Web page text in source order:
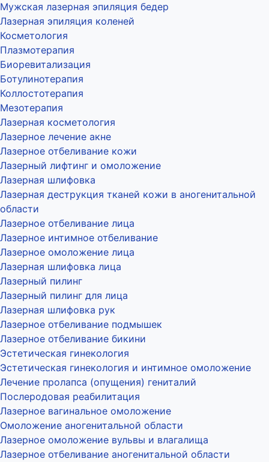
Мужская лазерная эпиляция бедер
Лазерная эпиляция коленей
Косметология
Плазмотерапия
Биоревитализация
Ботулинотерапия
Коллостотерапия
Мезотерапия
Лазерная косметология
Лазерное лечение акне
Лазерное отбеливание кожи
Лазерный лифтинг и омоложение
Лазерная шлифовка
Лазерная деструкция тканей кожи в аногенитальной
области
Лазерное отбеливание лица
Лазерное интимное отбеливание
Лазерное омоложение лица
Лазерная шлифовка лица
Лазерный пилинг
Лазерный пилинг для лица
Лазерная шлифовка рук
Лазерное отбеливание подмышек
Лазерное отбеливание бикини
Эстетическая гинекология
Эстетическая гинекология и интимное омоложение
Лечение пролапса (опущения) гениталий
Послеродовая реабилитация
Лазерное вагинальное омоложение
Омоложение аногенитальной области
Лазерное омоложение вульвы и влагалища
Лазерное отбеливание аногенитальной области